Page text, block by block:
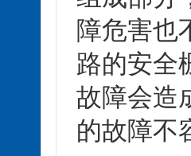
障危害也
路的安全
故障会造
的故障不